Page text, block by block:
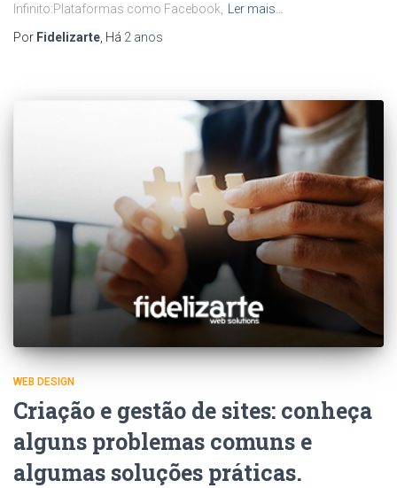
Infinito:Plataformas como Facebook,
Ler mais…
Por Fidelizarte , Há 2 anos
WEB DESIGN
Criação e gestão de sites: conheça
alguns problemas comuns e
algumas soluções práticas.